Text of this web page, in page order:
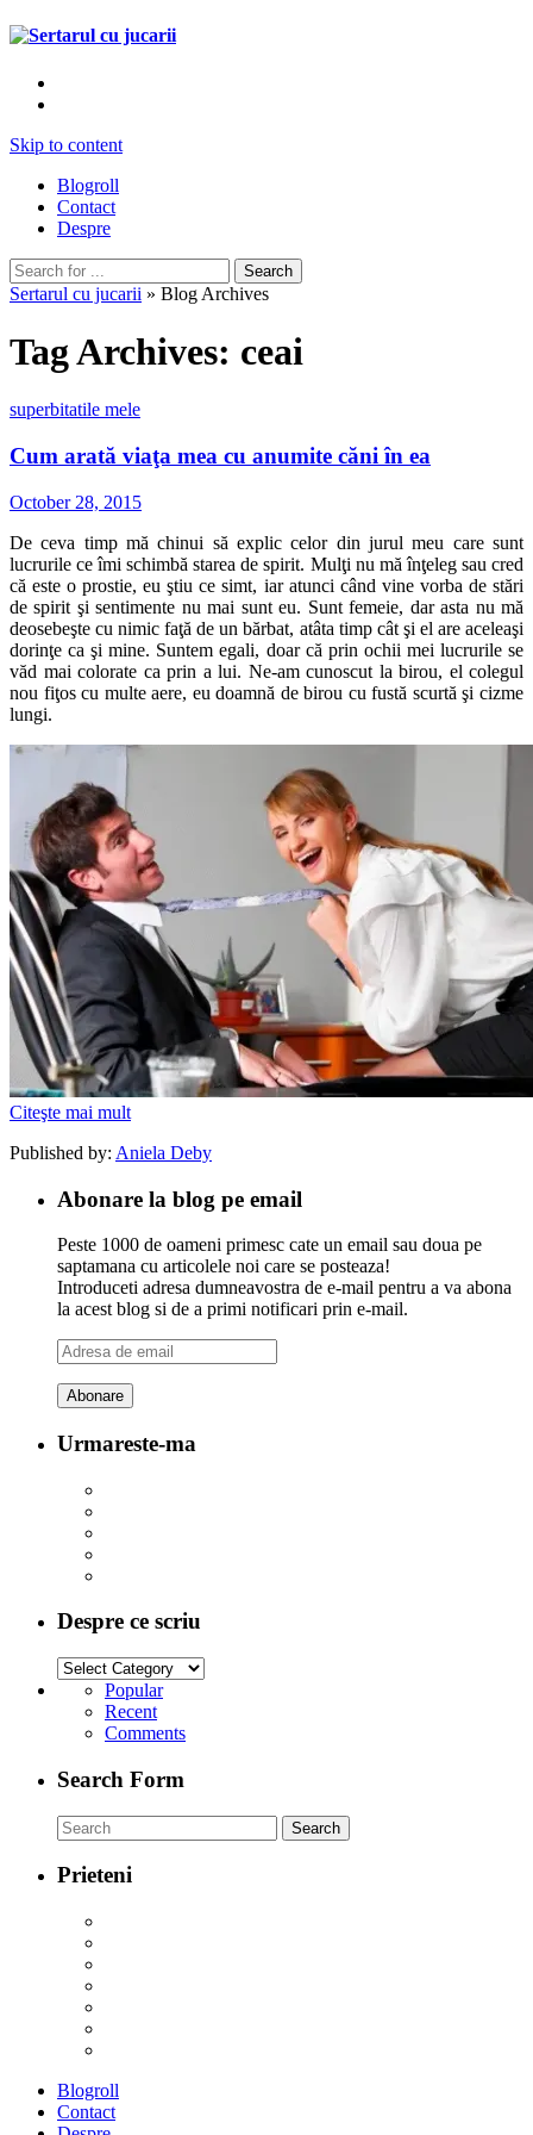
Skip to content
Blogroll
Contact
Despre
Sertarul cu jucarii » Blog Archives
Tag Archives: ceai
superbitatile mele
Cum arată viaţa mea cu anumite căni în ea
October 28, 2015
De ceva timp mă chinui să explic celor din jurul meu care sunt
lucrurile ce îmi schimbă starea de spirit. Mulţi nu mă înţeleg sau cred
că este o prostie, eu ştiu ce simt, iar atunci când vine vorba de stări
de spirit şi sentimente nu mai sunt eu. Sunt femeie, dar asta nu mă
deosebeşte cu nimic faţă de un bărbat, atâta timp cât şi el are aceleaşi
dorinţe ca şi mine. Suntem egali, doar că prin ochii mei lucrurile se
văd mai colorate ca prin a lui. Ne-am cunoscut la birou, el colegul
nou fiţos cu multe aere, eu doamnă de birou cu fustă scurtă şi cizme
lungi.
Citeşte mai mult
Published by: Aniela Deby
Abonare la blog pe email
Peste 1000 de oameni primesc cate un email sau doua pe
saptamana cu articolele noi care se posteaza!
Introduceti adresa dumneavostra de e-mail pentru a va abona
la acest blog si de a primi notificari prin e-mail.
Adresa
de
email
Urmareste-ma
Despre ce scriu
Popular
Recent
Comments
Search Form
Prieteni
Blogroll
Contact